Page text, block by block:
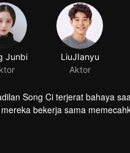
Junbi
LiuJIanyu
Aktor
Song Ci terjerat bahaya
bekerja sama